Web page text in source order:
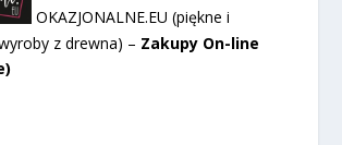
OKAZJONALNE.EU (piękne i
z drewna) – Zakupy On-line